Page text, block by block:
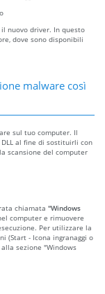
nuovo driver. In questo
dove sono disponibili
malware così
sul tuo computer. Il
al fine di sostituirli con
scansione del computer
chiamata "Windows
computer e rimuovere
Per utilizzare la
(Start - Icona ingranaggi o
sezione "Windows